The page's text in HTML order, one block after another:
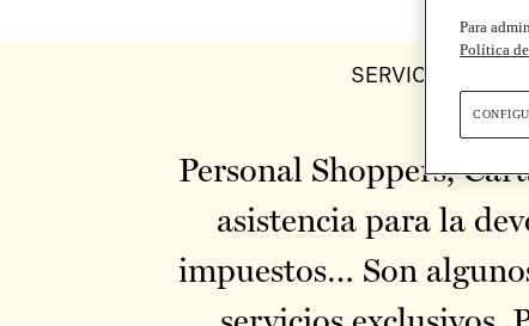
SERVICIOS
Personal Shoppers,
asistencia para la
impuestos… Son
Para
Política